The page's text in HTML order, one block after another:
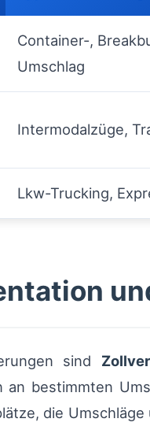
Container-,
Umschlag
Intermodalzüge,
Lkw-Trucking,
sind
an bestimmten
die